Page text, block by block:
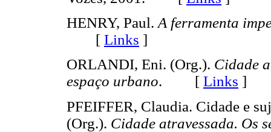
HENRY, Paul. A ferramenta
[ Links ]
ORLANDI, Eni. (Org.). Cidade
espaço urbano. [ Links ]
PFEIFFER, Claudia. Cidade e
(Org.). Cidade atravessada. Os